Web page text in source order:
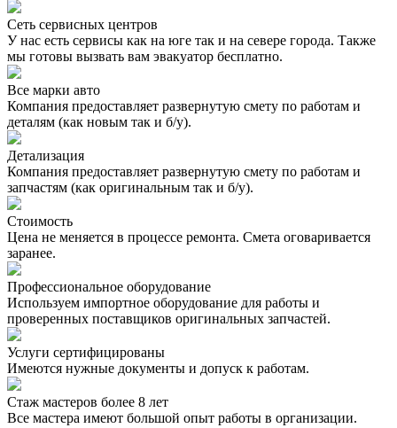
Сеть сервисных центров
У нас есть сервисы как на юге так и на севере города. Также
мы готовы вызвать вам эвакуатор бесплатно.
Все марки авто
Компания предоставляет развернутую смету по работам и
деталям (как новым так и б/у).
Детализация
Компания предоставляет развернутую смету по работам и
запчастям (как оригинальным так и б/у).
Стоимость
Цена не меняется в процессе ремонта. Смета оговаривается
заранее.
Профессиональное оборудование
Используем импортное оборудование для работы и
проверенных поставщиков оригинальных запчастей.
Услуги сертифицированы
Имеются нужные документы и допуск к работам.
Стаж мастеров более 8 лет
Все мастера имеют большой опыт работы в организации.